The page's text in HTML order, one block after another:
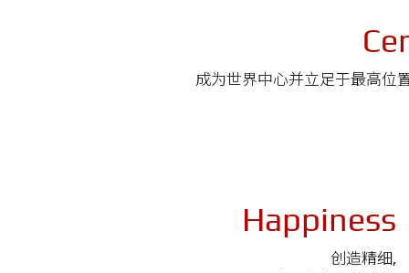
成为世界中心并立足于最高位
Happiness
创造精细,